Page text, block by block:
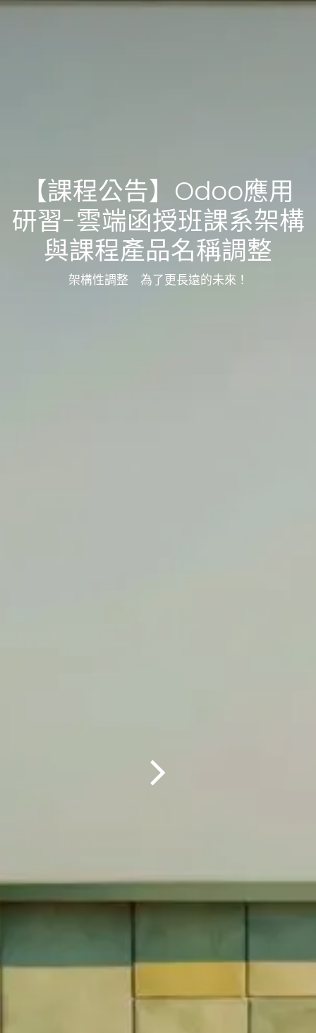
【課程公告】Odoo應用
研習-雲端函授班課系架構
與課程產品名稱調整
架構性調整 為了更長遠的未來！